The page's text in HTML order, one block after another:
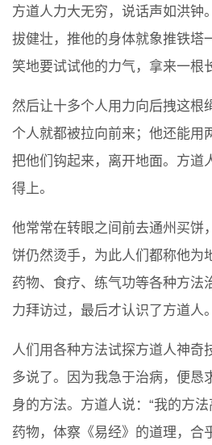
方道人力大无穷，说话声如洪钟
拔健壮，推他的身体就象推铁塔
笑地要试试他的力气，拿来一根
然后让十多个人用力向后拽这根
个人就都被拉向前来；他还能用
把他们钩起来，离开地面。方道
得上。
他常常在转眼之间前去通州买饼
饼仍然烫手，为此人们都称他为
药物、食疗、练气功等各种方法
力拜访过，最后才认识了方道人。
人们用各种方法试探方道人神奇
多说了。因为我急于治病，便恳
身的方法。方道人说：“我的方
药物，体察《易经》的道理，合